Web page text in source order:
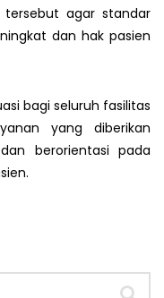
tersebut agar standar
dan hak pasien
bagi seluruh fasilitas
yang diberikan
berorientasi pada